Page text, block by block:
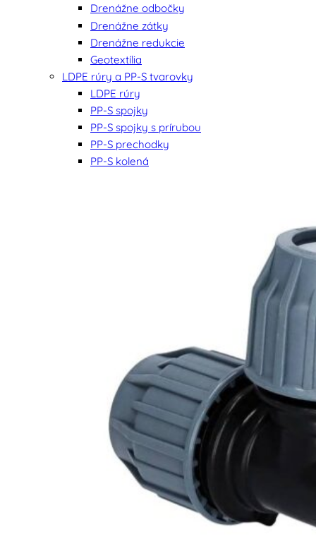
Drenážne odbočky
Drenážne zátky
Drenážne redukcie
Geotextília
LDPE rúry a PP-S tvarovky
LDPE rúry
PP-S spojky
PP-S spojky s prírubou
PP-S prechodky
PP-S kolená